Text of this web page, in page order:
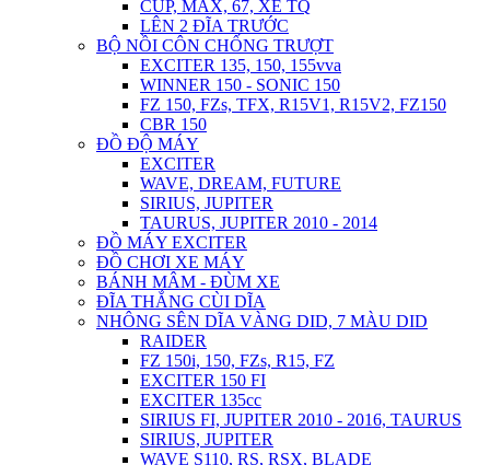
CUP, MAX, 67, XE TQ
LÊN 2 ĐĨA TRƯỚC
BỘ NỒI CÔN CHỐNG TRƯỢT
EXCITER 135, 150, 155vva
WINNER 150 - SONIC 150
FZ 150, FZs, TFX, R15V1, R15V2, FZ150
CBR 150
ĐỒ ĐỘ MÁY
EXCITER
WAVE, DREAM, FUTURE
SIRIUS, JUPITER
TAURUS, JUPITER 2010 - 2014
ĐỒ MÁY EXCITER
ĐỒ CHƠI XE MÁY
BÁNH MÂM - ĐÙM XE
ĐĨA THẮNG CÙI DĨA
NHÔNG SÊN DĨA VÀNG DID, 7 MÀU DID
RAIDER
FZ 150i, 150, FZs, R15, FZ
EXCITER 150 FI
EXCITER 135cc
SIRIUS FI, JUPITER 2010 - 2016, TAURUS
SIRIUS, JUPITER
WAVE S110, RS, RSX, BLADE